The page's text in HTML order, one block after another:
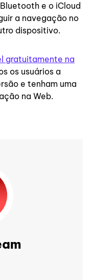
e o iCloud
a navegação no
dispositivo.
gratuitamente na
os usuários a
e tenham uma
na Web.